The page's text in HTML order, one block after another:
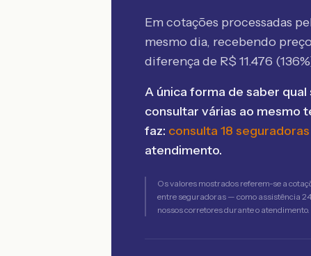
Em cotações processadas
mesmo dia, recebendo
diferença de R$ 11.476 (136
A única forma de saber
consultar várias ao mesmo
faz: consulta 18
atendimento.
Os valores mostrados referem-se a
entre seguradoras — como assistência
nossos corretores durante o atendimento.